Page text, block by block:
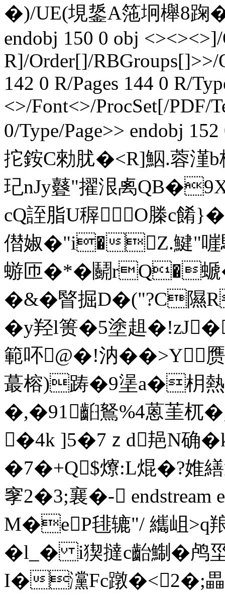
�)/UE(垷鋬A筂坰櫸8
endobj 150 0 obj
R]/Order[]/RBGroups[]>>/
142 0 R/Pages 144 0 R/
<>/Font<>/ProcSet[/PDF/
0/Type/Page>> endobj
拕銨C勑肬� <R]鮂.蓉
玘nJy鼟"擢泿禼
cQ誈脂U稺O榺c餚
僣婌�"i�Z.鰎"
蝣匝�*�鬬rQ�
�&�睯掘D�("?C隰
� y羟l篑�5塗趄
範吥@�!汭��>Y
蕞榕)踌�9塣a�枂熱
�,�91齨鴑%4蒽茥杌
�4k ]5�7ｚd邫N确
�7�+Q$爎:L焜�?婎
窙2�3;襄�- endstream
M�eP毴辘"/ 纗岨>q
�l_� i猰撻c齝鯯�鸬
I�灙Fc蹾�<2�;畾